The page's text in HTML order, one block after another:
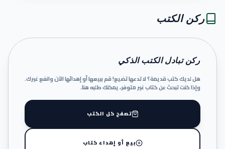
ركن الكتب
ركن تبادل الكتب الذكي
هل لديك كتب قديمة؟ لا تدعها تضيع! قم ببيعها أو إهدائها الآن وانفع غيرك.
وإذا كنت تبحث عن كتاب غير متوفر، يمكنك طلبه هنا.
تصفح كل الكتب
بيع أو إهداء كتاب